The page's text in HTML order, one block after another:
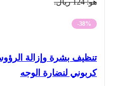
-38%
تنظيف بشرة وإزالة الرؤوس
كربوني لنضارة الوجه